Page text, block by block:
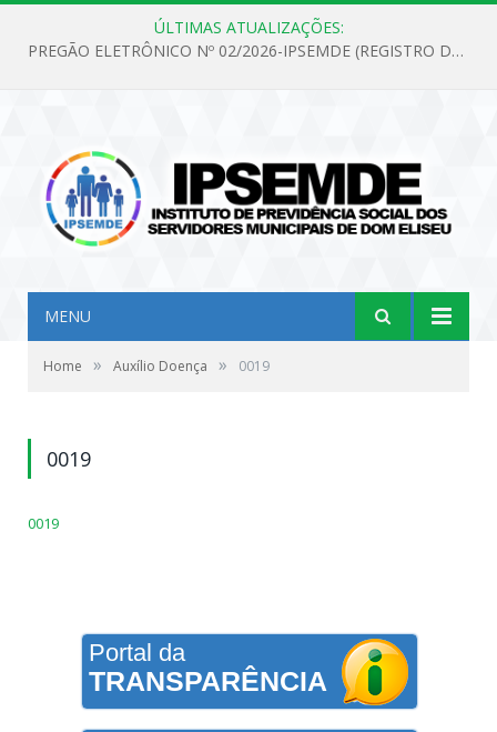
ÚLTIMAS ATUALIZAÇÕES:
PREGÃO ELETRÔNICO Nº 02/2026-IPSEMDE (REGISTRO DE PREÇOS PARA FUTURA E EVENTUAL AQUISIÇÃO DE MATERIAL DE LIMPEZA E GÊNEROS ALIMENTÍCIOS PARA ATENDER AS NECESSIDADES DO INSTITUTO DE PREVIDÊNCIA SOCIAL DOS SERVIDORES MUNICIPAIS DE DOM ELISEU.)
MENU
Home » Auxílio Doença » 0019
0019
0019
Portal da
TRANSPARÊNCIA